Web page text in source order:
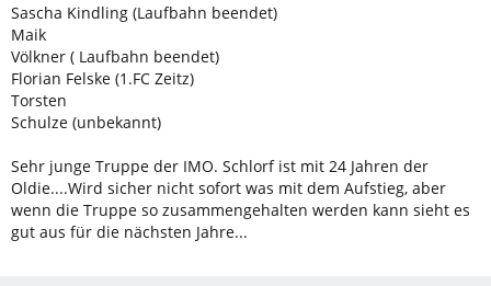
Sascha Kindling (Laufbahn beendet)
Maik
Völkner ( Laufbahn beendet)
Florian Felske (1.FC Zeitz)
Torsten
Schulze (unbekannt)
Sehr junge Truppe der IMO. Schlorf ist mit 24 Jahren der
Oldie....Wird sicher nicht sofort was mit dem Aufstieg, aber
wenn die Truppe so zusammengehalten werden kann sieht es
gut aus für die nächsten Jahre...